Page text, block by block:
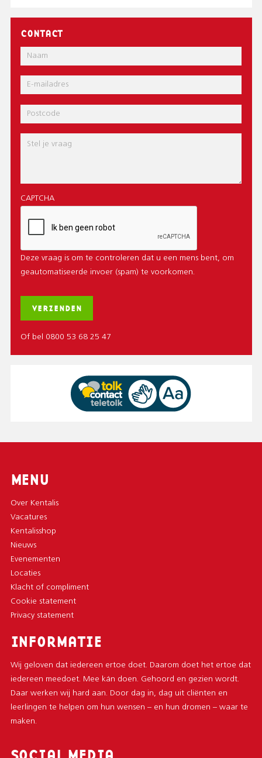
CONTACT
Naam
E-
mail
Postcode
Bericht
CAPTCHA
Deze vraag is om te controleren dat u een mens bent, om
geautomatiseerde invoer (spam) te voorkomen.
Of bel 0800 53 68 25 47
MENU
Over Kentalis
Vacatures
Kentalisshop
Nieuws
Evenementen
Locaties
Klacht of compliment
Cookie statement
Privacy statement
INFORMATIE
Wij geloven dat iedereen ertoe doet. Daarom doet het ertoe dat
iedereen meedoet. Mee kán doen. Gehoord en gezien wordt.
Daar werken wij hard aan. Door dag in, dag uit cliënten en
leerlingen te helpen om hun wensen – en hun dromen – waar te
maken.